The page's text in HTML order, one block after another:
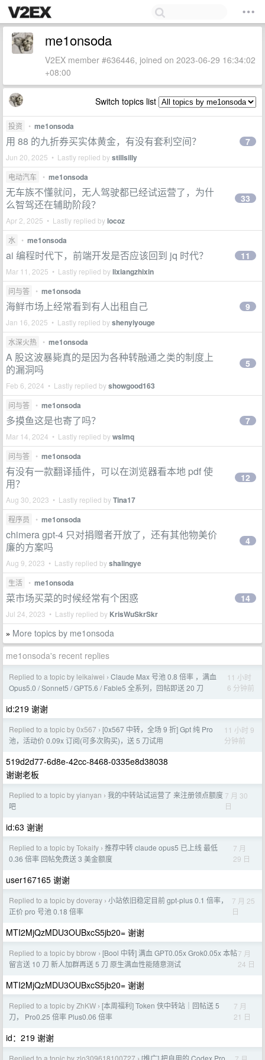
me1onsoda
V2EX member #636446, joined on 2023-06-29 16:34:02
+08:00
Switch topics list
投资 • me1onsoda
用 88 的九折券买实体黄金，有没有套利空间？
Jun 20, 2025 • Lastly replied bystillsilly
7
电动汽车 • me1onsoda
无车族不懂就问，无人驾驶都已经试运营了，为什
么智驾还在辅助阶段？
Apr 2, 2025 • Lastly replied bylocoz
33
水 • me1onsoda
ai 编程时代下，前端开发是否应该回到 jq 时代？
Mar 11, 2025 • Lastly replied bylixiangzhixin
11
问与答 • me1onsoda
海鲜市场上经常看到有人出租自己
Jan 16, 2025 • Lastly replied byshenyiyouge
9
水深火热 • me1onsoda
A 股这波暴毙真的是因为各种转融通之类的制度上
的漏洞吗
Feb 6, 2024 • Lastly replied byshowgood163
5
问与答 • me1onsoda
多摸鱼这是也寄了吗？
Mar 14, 2024 • Lastly replied bywslmq
7
问与答 • me1onsoda
有没有一款翻译插件，可以在浏览器看本地 pdf 使
用？
Aug 30, 2023 • Lastly replied byTina17
12
程序员 • me1onsoda
chimera gpt-4 只对捐赠者开放了，还有其他物美价
廉的方案吗
Aug 9, 2023 • Lastly replied byshalingye
4
生活 • me1onsoda
菜市场买菜的时候经常有个困惑
Jul 24, 2023 • Lastly replied by KrisWuSkrSkr
14
» More topics by me1onsoda
me1onsoda's recent replies
Replied to a topic by leikaiwei › Claude Max 号池 0.8 倍率 ，满血
Opus5.0 / Sonnet5 / GPT5.6 / Fable5 全系列，回帖即送 20 刀
11 小时
6 分钟前
id:219 谢谢
Replied to a topic by 0x567 › [0x567 中转，全场 9 折] Gpt 纯 Pro
池，活动价 0.09x 订阅(可多次购买)，送 5 刀试用
11 小时 9
分钟前
519d2d77-6d8e-42cc-8468-0335e8d38038
谢谢老板
Replied to a topic by yianyan › 我的中转站试运营了 来注册领点额度
吧
7 月 30
日
id:63 谢谢
Replied to a topic by Tokaify › 推荐中转 claude opus5 已上线 最低
0.36 倍率 回帖免费送 3 美金额度
7 月
29 日
user167165 谢谢
Replied to a topic by doveray › 小站依旧稳定目前 gpt-plus 0.1 倍率，
正价 pro 号池 0.18 倍率
7 月 25
日
MTI2MjQzMDU3OUBxcS5jb20= 谢谢
Replied to a topic by bbrow › [Bool 中转] 满血 GPT0.05x Grok0.05x 本帖
留言送 10 刀 新人加群再送 5 刀 原生满血性能随意测试
7 月
24 日
MTI2MjQzMDU3OUBxcS5jb20= 谢谢
Replied to a topic by ZhKW › [本周福利] Token 侠中转站｜回帖送 5
刀， Pro0.25 倍率 Plus0.06 倍率
7 月
21 日
id：219 谢谢
Replied to a topic by zlo309618100727 [推广] 把自用的 Codex Pro